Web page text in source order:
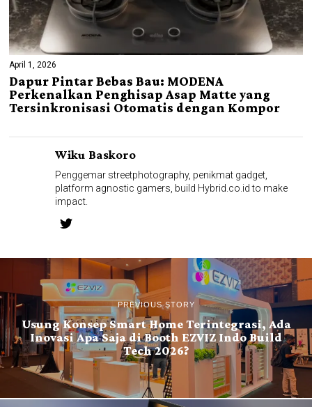
April 1, 2026
Dapur Pintar Bebas Bau: MODENA
Perkenalkan Penghisap Asap Matte yang
Tersinkronisasi Otomatis dengan Kompor
Wiku Baskoro
Penggemar streetphotography, penikmat gadget,
platform agnostic gamers, build Hybrid.co.id to make
impact.
PREVIOUS STORY
Usung Konsep Smart Home Terintegrasi, Ada
Inovasi Apa Saja di Booth EZVIZ Indo Build
Tech 2026?